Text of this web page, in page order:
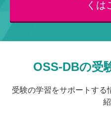
くは
OSS-DBの受
受験の学習をサポートする